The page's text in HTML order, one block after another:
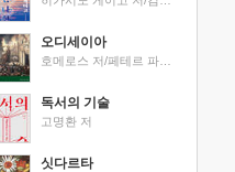
오디세이아
독서의 기술
고명환 저
싯다르타